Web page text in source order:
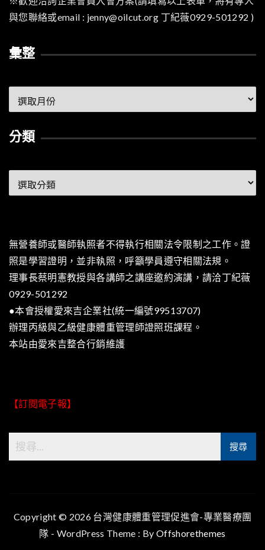
與您聯絡或email : jenny@oilcut.org 丁紀薇0929-501292 )
彙整
整
分類
類
無營養師或醫師執照者不得執行相關法令限制之工作。證
照是學習證明，並非執照，呼籲學員遵守相關法規。
理事長蔡明憲教授與各講師之講座邀約演講，請洽丁紀薇
0929-501292
●本會授權愛來吉企業社(統一編號99513707)
辦理丙級與乙級健康體重管理師證照班課程。
本站由愛來吉整合行銷維護
【訂閱電子報】
Copyright © 2026 台灣健康體重管理促進會-專業醫療團
隊 - WordPress Theme : By Offshorethemes